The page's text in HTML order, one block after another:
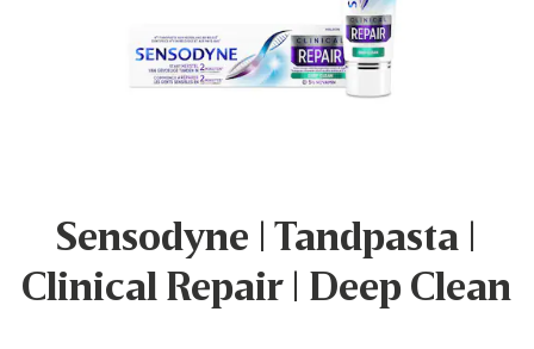
Sensodyne | Tandpasta |
Clinical Repair | Deep Clean